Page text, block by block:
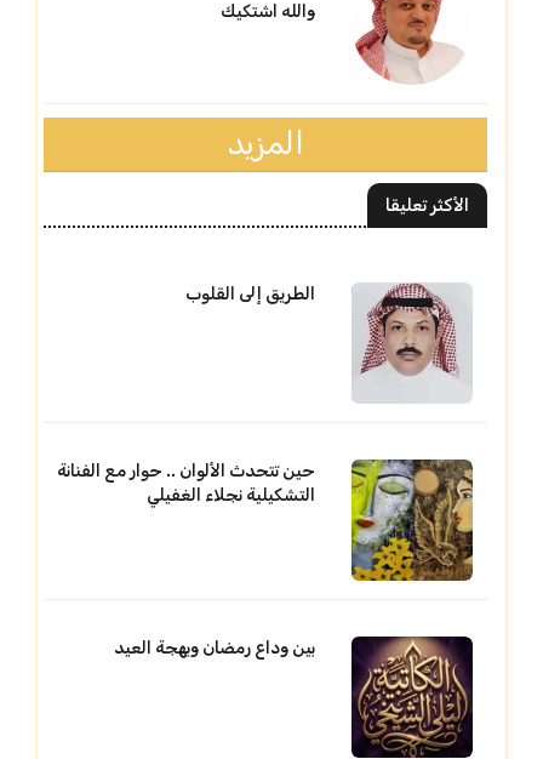
والله اشتكيك
المزيد
الأكثر تعليقا
الطريق إلى القلوب
حين تتحدث الألوان .. حوار مع الفنانة
التشكيلية نجلاء الغفيلي
بين وداع رمضان وبهجة العيد